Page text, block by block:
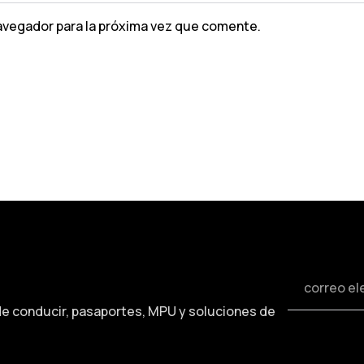
para la próxima vez que comente.
conducir, pasaportes, MPU y soluciones de